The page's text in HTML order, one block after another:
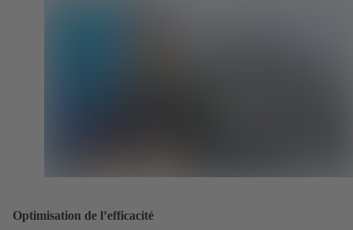
Optimisation de l’efficacité